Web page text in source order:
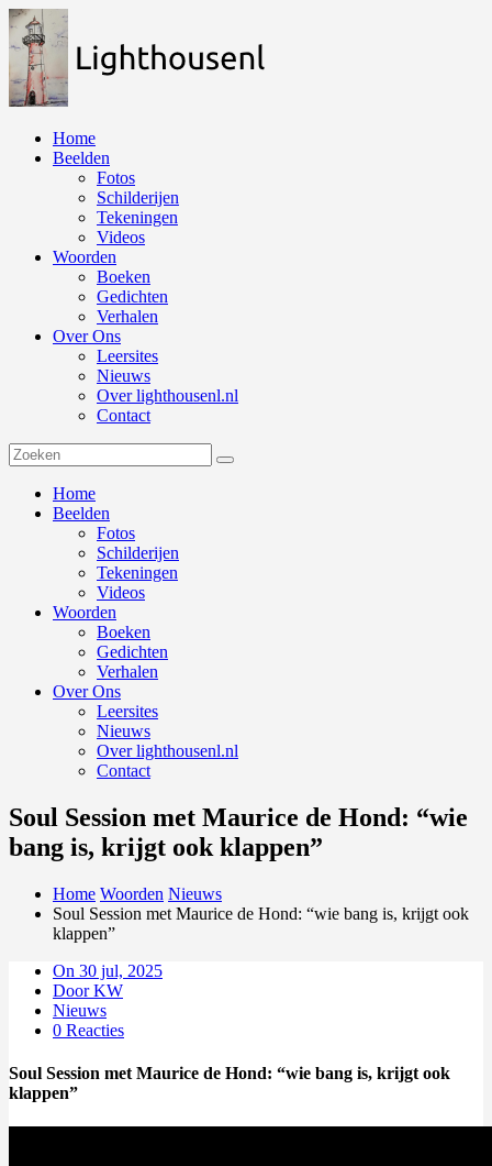
Naar
de
inhoud
springen
Home
Beelden
Fotos
Schilderijen
Tekeningen
Videos
Woorden
Boeken
Gedichten
Verhalen
Over Ons
Leersites
Nieuws
Over lighthousenl.nl
Contact
Home
Beelden
Fotos
Schilderijen
Tekeningen
Videos
Woorden
Boeken
Gedichten
Verhalen
Over Ons
Leersites
Nieuws
Over lighthousenl.nl
Contact
Soul Session met Maurice de Hond: “wie
bang is, krijgt ook klappen”
Home Woorden Nieuws
Soul Session met Maurice de Hond: “wie bang is, krijgt ook
klappen”
On 30 jul, 2025
Door KW
Nieuws
0 Reacties
Soul Session met Maurice de Hond: “wie bang is, krijgt ook
klappen”